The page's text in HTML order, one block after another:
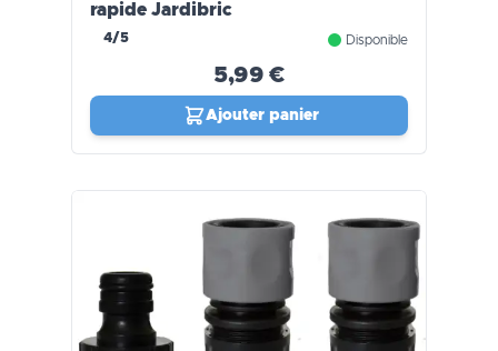
rapide Jardibric
4/5 Disponible
5,99 €
Ajouter panier